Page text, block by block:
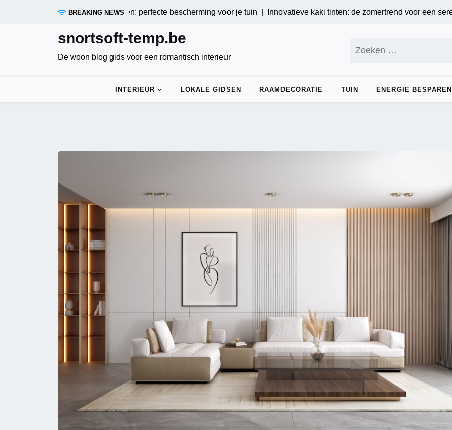
BREAKING NEWS
die zandstormen trotseren: perfecte bescherming voor je tuin |Innovatieve kaki tinten: de zomertrend voor een serene
snortsoft-temp.be
De woon blog gids voor een romantisch interieur
naar:
INTERIEUR LOKALE GIDSEN RAAMDECORATIE TUIN ENERGIE BESPAREN